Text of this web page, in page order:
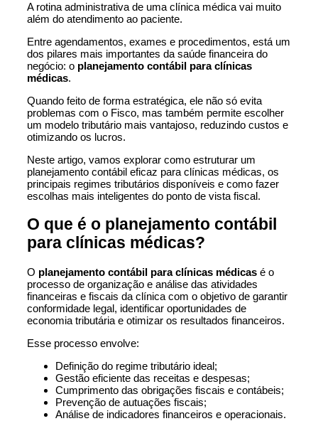
A rotina administrativa de uma clínica médica vai muito
além do atendimento ao paciente.
Entre agendamentos, exames e procedimentos, está um
dos pilares mais importantes da saúde financeira do
negócio: o planejamento contábil para clínicas
médicas.
Quando feito de forma estratégica, ele não só evita
problemas com o Fisco, mas também permite escolher
um modelo tributário mais vantajoso, reduzindo custos e
otimizando os lucros.
Neste artigo, vamos explorar como estruturar um
planejamento contábil eficaz para clínicas médicas, os
principais regimes tributários disponíveis e como fazer
escolhas mais inteligentes do ponto de vista fiscal.
O que é o planejamento contábil
para clínicas médicas?
O planejamento contábil para clínicas médicas é o
processo de organização e análise das atividades
financeiras e fiscais da clínica com o objetivo de garantir
conformidade legal, identificar oportunidades de
economia tributária e otimizar os resultados financeiros.
Esse processo envolve:
Definição do regime tributário ideal;
Gestão eficiente das receitas e despesas;
Cumprimento das obrigações fiscais e contábeis;
Prevenção de autuações fiscais;
Análise de indicadores financeiros e operacionais.